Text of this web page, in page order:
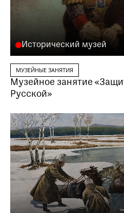
Исторический музей
МУЗЕЙНЫЕ ЗАНЯТИЯ
Музейное занятие
Русской»